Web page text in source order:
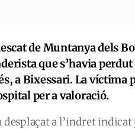
de Muntanya dels
que s’havia
a Bixessari. La víctima
per a valoració.
desplaçat a l’indret indicat